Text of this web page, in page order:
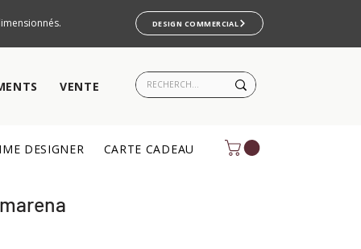
DESIGN COMMERCIAL
VENTE
DESIGNER CARTE CADEAU